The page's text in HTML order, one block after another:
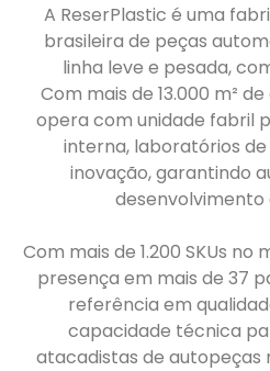
A ReserPlastic é uma
brasileira de peças
linha leve e pesada,
Com mais de 13.000 m²
opera com unidade fabril
interna, laboratórios
inovação, garantindo
desenvolvimento
Com mais de 1.200 SKUs
presença em mais de 37
referência em
capacidade técnica
atacadistas de autopeças